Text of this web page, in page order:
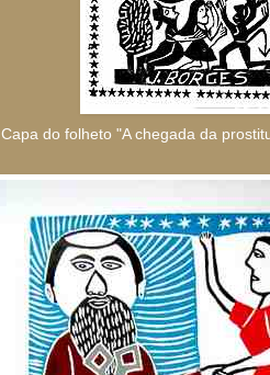
Capa do folheto "A chegada da